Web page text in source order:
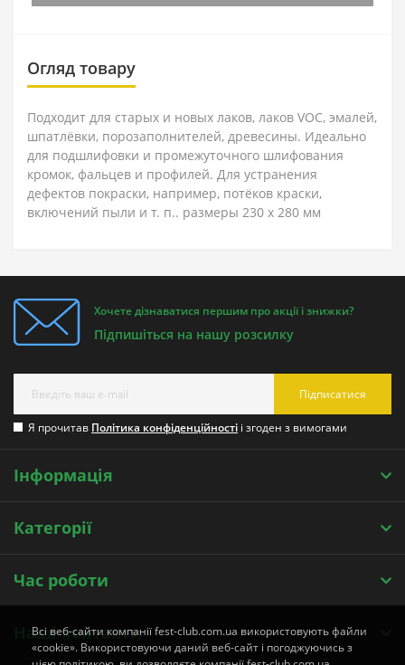
Огляд товару
Подходит для старых и новых лаков, лаков VOC, эмалей,
шпатлёвки, порозаполнителей, древесины. Идеально
для подшлифовки и промежуточного шлифования
кромок, фальцев и профилей. Для устранения
дефектов покраски, например, потёков краски,
включений пыли и т. п.. размеры 230 x 280 мм
Хочете дізнаватися першим про акції і знижки?
Підпишіться на нашу розсилку
Підписатися
Я прочитав Політика конфіденційності і згоден з вимогами
Інформація
Категорії
Час роботи
Наші контакти
Всі веб-сайти компанії fest-club.com.ua використовують файли
«cookie». Використовуючи даний веб-сайт і погоджуючись з